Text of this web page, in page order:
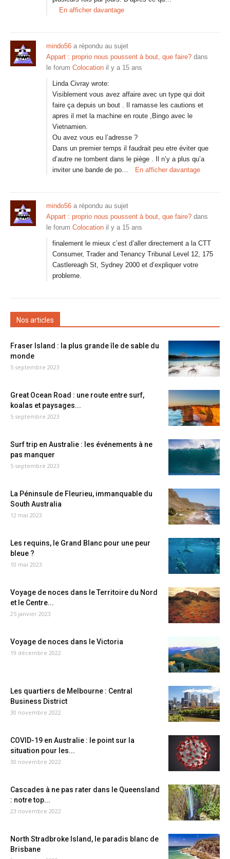
En afficher davantage
mindo56 a répondu au sujet
Appart : proprio nous poussent à bout, que faire? dans
le forum Colocation il y a 15 ans
Linda Civray wrote:
Visiblement vous avez affaire avec un type qui doit
faire ça depuis un bout . Il ramasse les cautions et
apres il met la machine en route ,Bingo avec le
Vietnamien.
Ou avez vous eu l’adresse ?
Dans un premier temps il faudrait peu etre éviter que
d’autre ne tombent dans le piège . Il n’y a plus qu’a
inviter une bande de po…
En afficher davantage
mindo56 a répondu au sujet
Appart : proprio nous poussent à bout, que faire? dans
le forum Colocation il y a 15 ans
finalement le mieux c’est d’aller directement a la CTT
Consumer, Trader and Tenancy Tribunal Level 12, 175
Castlereagh St, Sydney 2000 et d’expliquer votre
probleme.
Nos articles
Fraser Island : la plus grande île de sable du
monde
5 septembre 2023
Great Ocean Road : une route entre surf,
koalas et paysages...
5 septembre 2023
Surf trip en Australie : les événements à ne
pas manquer
5 septembre 2023
La Péninsule de Fleurieu, immanquable du
South Australia
12 mai 2023
Les requins, le Grand Blanc pour une peur
bleue ?
10 mai 2023
Voyage de noces dans le Territoire du Nord
et le Centre...
25 janvier 2023
Voyage de noces dans le Victoria
19 décembre 2022
Les quartiers de Melbourne : Central
Business District
30 novembre 2022
COVID-19 en Australie : le point sur la
situation pour les...
30 novembre 2022
Cascades à ne pas rater dans le Queensland
: notre top...
23 novembre 2022
North Stradbroke Island, le paradis blanc de
Brisbane